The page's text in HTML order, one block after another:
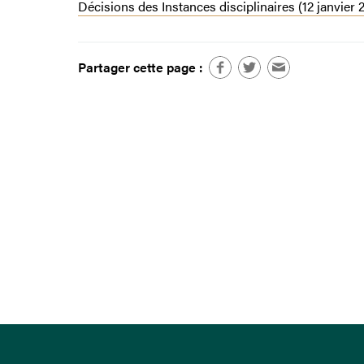
Décisions des Instances disciplinaires (12 janvier
Partager cette page :